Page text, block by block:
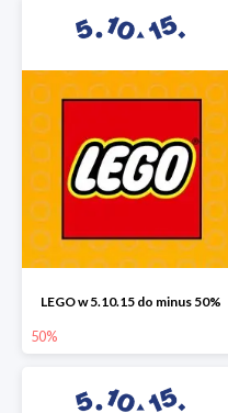
LEGO w 5.10.15 do minus 50%
50%